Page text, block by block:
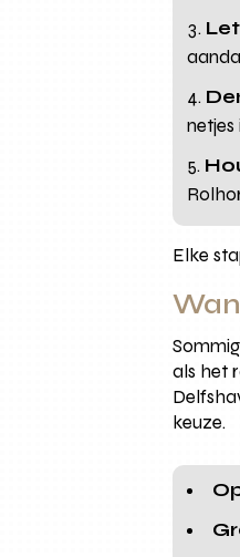
netjes
Elke
als het
keuze.